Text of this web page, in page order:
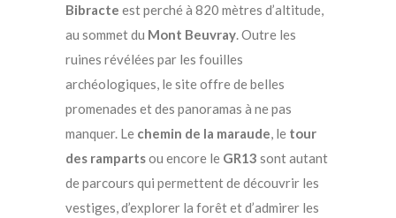
Bibracte est perché à 820 mètres d’altitude,
au sommet du Mont Beuvray. Outre les
ruines révélées par les fouilles
archéologiques, le site offre de belles
promenades et des panoramas à ne pas
manquer. Le chemin de la maraude, le tour
des rampartsou encore le GR13 sont autant
de parcours qui permettent de découvrir les
vestiges, d’explorer la forêt et d’admirer les